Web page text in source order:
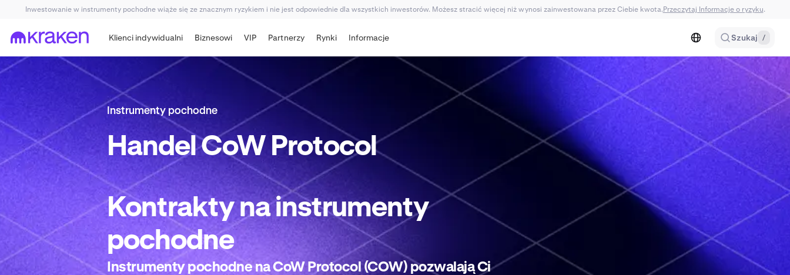
Inwestowanie w instrumenty pochodne wiąże się ze znacznym ryzykiem i nie jest odpowiednie dla wszystkich inwestorów. Możesz stracić więcej niż wynosi zainwestowana przez Ciebie kwota.Przeczytaj Informacje o ryzyku.
Klienci indywidualni Biznesowi VIP Partnerzy Rynki Informacje Szukaj /
Instrumenty pochodne
HandelCoW Protocol
Kontrakty nainstrumenty
pochodne
Instrumenty pochodne na CoW Protocol (COW) pozwalają Ci